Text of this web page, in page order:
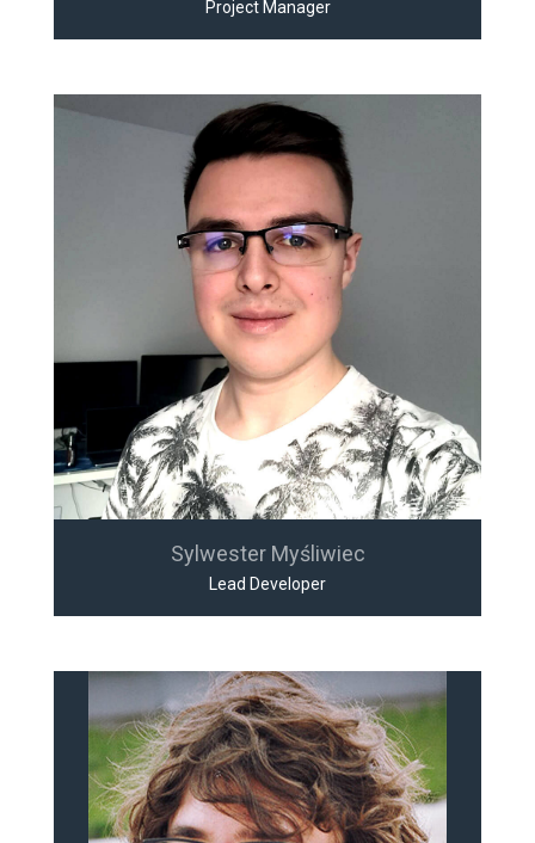
Project Manager
Sylwester Myśliwiec
Lead Developer